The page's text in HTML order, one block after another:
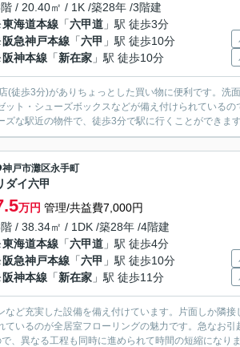
/ 20.40㎡ / 1K /築28年 /3階建
東海道本線 「六甲道 」駅 徒歩3分
阪急神戸本線 「六甲 」駅 徒歩10分
阪神本線 「新在家 」駅 徒歩10分
(徒歩3分)がありちょっとした買い物に便利です。洗
ット・シューズボックスなどが備え付けられている
な駅近の物件で、徒歩3分で駅に行くことができま
神戸市灘区永手町
ダイ六甲
万円 管理/共益費7,000円
/ 38.34㎡ / 1DK /築28年 /4階建
東海道本線 「六甲道 」駅 徒歩4分
阪急神戸本線 「六甲 」駅 徒歩10分
阪神本線 「新在家 」駅 徒歩11分
ど充実した設備を備え付けています。片面しか隣
ているのが全居室フローリングの魅力です。急なお
、異なる工程も同時に進められて時間の短縮になり